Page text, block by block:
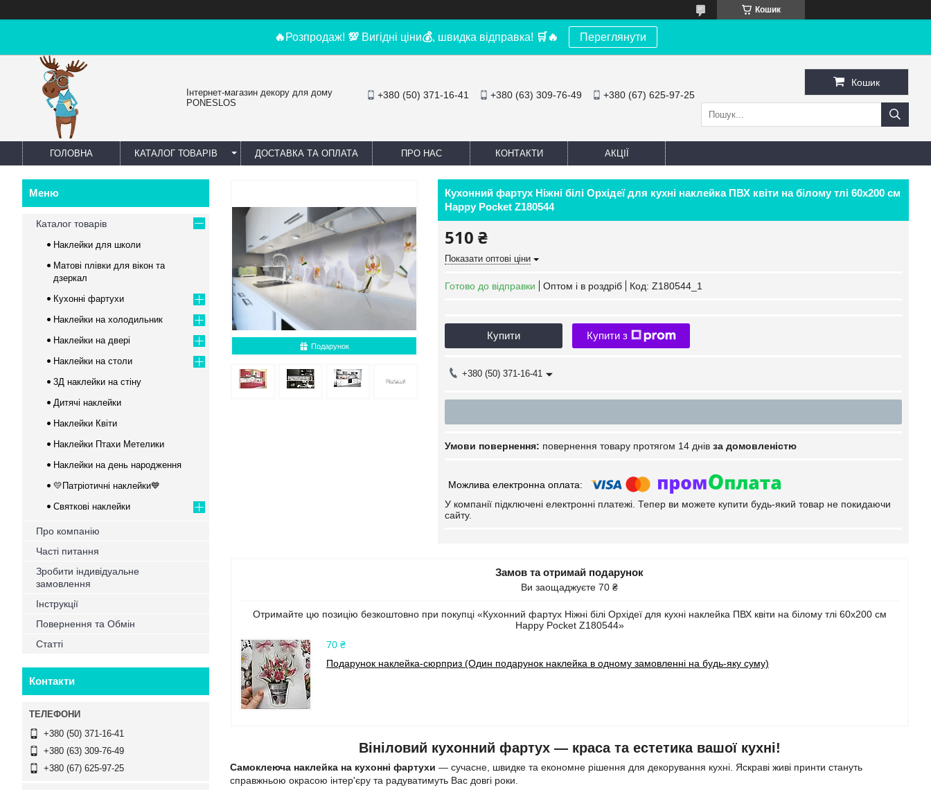
Кошик
🔥 Розпродаж! 💯 Вигідні ціни💰, швидка відправка! 🛒 🔥 Переглянути
Інтернет-магазин декору для дому
PONESLOS
+380 (50) 371-16-41 +380 (63) 309-76-49 +380 (67) 625-97-25
Кошик
ГОЛОВНА КАТАЛОГ ТОВАРІВ ДОСТАВКА ТА ОПЛАТА ПРО НАС КОНТАКТИ АКЦІЇ
Подарунок
Кухонний фартух Ніжні білі Орхідеї для кухні наклейка ПВХ квіти на білому тлі 60х200 см
Happy Pocket Z180544
510 ₴
Показати оптові ціни
Готово до відправки Оптом і в роздріб Код: Z180544_1
Купити Купити з
+380 (50) 371-16-41
повернення товару протягом 14 днів за домовленістю
У компанії підключені електронні платежі. Тепер ви можете купити будь-який товар не покидаючи
сайту.
Замов та отримай подарунок
Ви заощаджуєте 70 ₴
Отримайте цю позицію безкоштовно при покупці «Кухонний фартух Ніжні білі Орхідеї для кухні наклейка ПВХ квіти на білому тлі 60х200 см
Happy Pocket Z180544»
70 ₴
Подарунок наклейка-сюрприз (Один подарунок наклейка в одному замовленні на будь-яку суму)
Вініловий кухонний фартух — краса та естетика вашої кухні!
Самоклеюча наклейка на кухонні фартухи — сучасне, швидке та економне рішення для декорування кухні. Яскраві живі принти стануть
справжньою окрасою інтер'єру та радуватимуть Вас довгі роки.
Каталог товарів
Наклейки для школи
Матові плівки для вікон та
дзеркал
Кухонні фартухи
Наклейки на холодильник
Наклейки на двері
Наклейки на столи
3Д наклейки на стіну
Дитячі наклейки
Наклейки Квіти
Наклейки Птахи Метелики
Наклейки на день народження
💛Патріотичні наклейки💙
Святкові наклейки
Про компанію
Часті питання
Зробити індивідуальне
замовлення
Інструкції
Повернення та Обмін
Статті
Контакти
+380 (50) 371-16-41
+380 (63) 309-76-49
+380 (67) 625-97-25